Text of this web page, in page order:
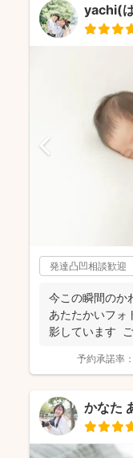
yachi(
発達凸凹相談歓迎
今この瞬間のか
あたたかいフォ
影しています
予約承諾率：
かなた